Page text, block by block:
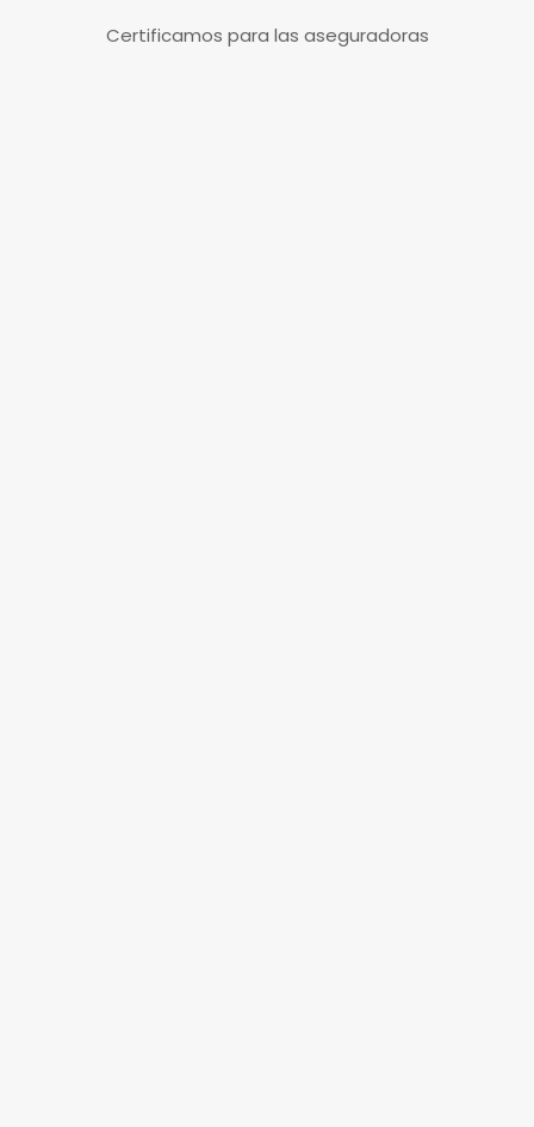
Certificamos para las aseguradoras